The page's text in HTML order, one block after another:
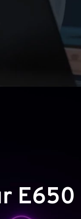
E650